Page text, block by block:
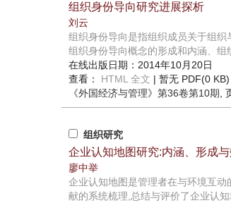
组织身份导向研究进展探析
刘云
组织身份导向是指组织成员关于组
组织身份导向概念的形成和内涵、
在线出版日期：2014年10月20日
查看： HTML 全文 | 暂无 PDF(0 KB)
《外国经济与管理》 第36卷第10期,
组织研究
企业认知地图研究:内涵、形成
廖中举
企业认知地图是管理者在与环境互
献的系统梳理,总结与评价了企业认